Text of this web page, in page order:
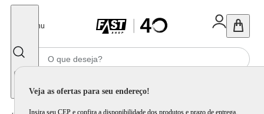
Menu
Veja as ofertas para seu endereço!
Insira seu CEP e confira a disponibilidade dos produtos e prazo de entrega.